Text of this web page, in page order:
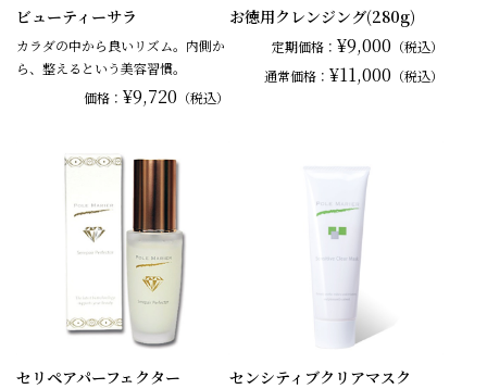
ビューティーサラ
カラダの中から良いリズム。内側か
ら、整えるという美容習慣。
価格：¥9,720 （税込）
お徳用クレンジング(280g)
定期価格： ¥9,000 （税込）
通常価格： ¥11,000 （税込）
セリペアパーフェクター センシティブクリアマスク